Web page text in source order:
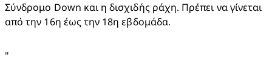
Σύνδρομο Down και η δισχιδής ράχη. Πρέπει να γίνεται
από την 16η έως την 18η εβδομάδα.
"